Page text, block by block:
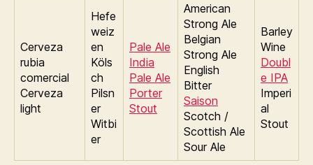
Cerveza
rubia
comercial
Cerveza
light
Hefe
weiz
en
Köls
ch
Pilsn
er
Witbi
er
Pale Ale
India
Pale Ale
Porter
Stout
American
Strong Ale
Belgian
Strong Ale
English
Bitter
Saison
Scotch /
Scottish Ale
Sour Ale
Barley
Wine
Doubl
e IPA
Imperi
al
Stout